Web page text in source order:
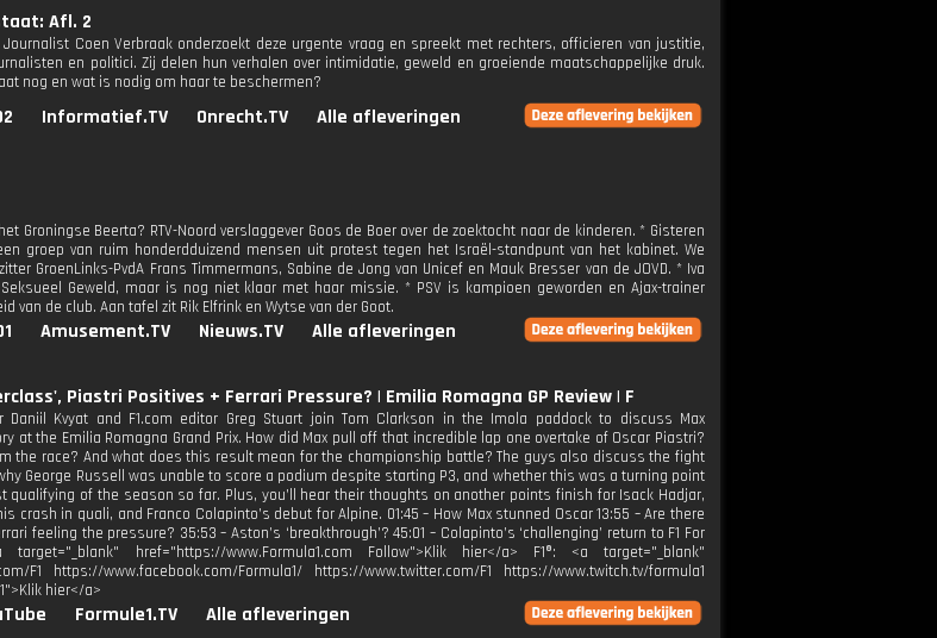
Afl. 2
Coen Verbraak onderzoekt deze urgente vraag en spreekt met rechters, officieren van justitie,
en politici. Zij delen hun verhalen over intimidatie, geweld en groeiende maatschappelijke druk.
nog en wat is nodig om haar te beschermen?
Informatief.TV Onrecht.TV Alle afleveringen
Groningse Beerta? RTV-Noord verslaggever Goos de Boer over de zoektocht naar de kinderen. * Gisteren
groep van ruim honderdduizend mensen uit protest tegen het Israël-standpunt van het kabinet. We
GroenLinks-PvdA Frans Timmermans, Sabine de Jong van Unicef en Mauk Bresser van de JOVD. * Iva
Geweld, maar is nog niet klaar met haar missie. * PSV is kampioen geworden en Ajax-trainer
van de club. Aan tafel zit Rik Elfrink en Wytse van der Goot.
Amusement.TV Nieuws.TV Alle afleveringen
Piastri Positives + Ferrari Pressure? | Emilia Romagna GP Review | F
Daniil Kvyat and F1.com editor Greg Stuart join Tom Clarkson in the Imola paddock to discuss Max
at the Emilia Romagna Grand Prix. How did Max pull off that incredible lap one overtake of Oscar Piastri?
the race? And what does this result mean for the championship battle? The guys also discuss the fight
George Russell was unable to score a podium despite starting P3, and whether this was a turning point
qualifying of the season so far. Plus, you’ll hear their thoughts on another points finish for Isack Hadjar,
crash in quali, and Franco Colapinto’s debut for Alpine. 01:45 – How Max stunned Oscar 13:55 – Are there
feeling the pressure? 35:53 – Aston’s ‘breakthrough’? 45:01 – Colapinto’s ‘challenging’ return to F1 For
href="https://www.Formula1.com Follow">Klik hier</a> F1®: <a target="_blank"
F1 https://www.facebook.com/Formula1/ https://www.twitter.com/F1 https://www.twitch.tv/formula1
hier</a>
Formule1.TV Alle afleveringen